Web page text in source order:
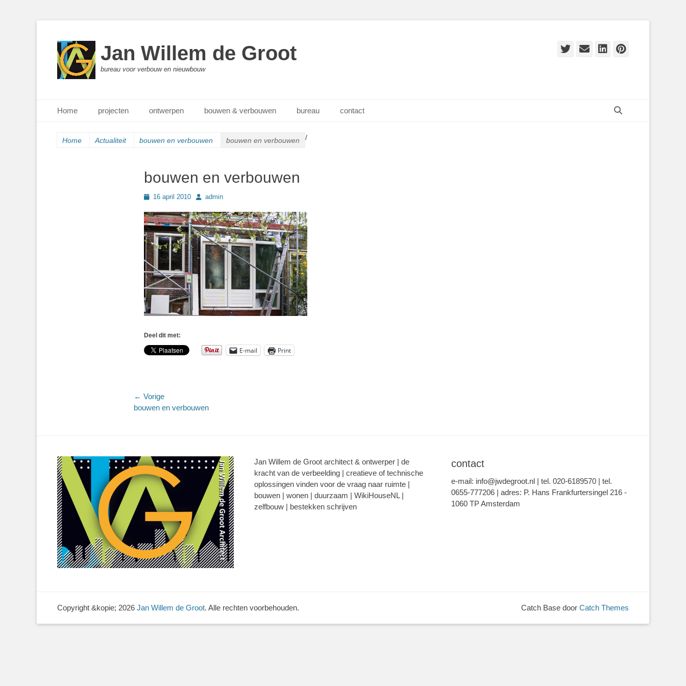
Jan Willem de Groot
bureau voor verbouw en nieuwbouw
Twitter
E-
LinkedIn
Primair menu
naar
inhoud
Home projecten ontwerpen bouwen & verbouwen bureau contact
Home Actualiteit /
bouwen en verbouwen bouwen en verbouwen
bouwen en verbouwen
Geplaatst
16 april 2010 Authoradmin
Deel dit met:
E-mail Print
Bericht
navigatie
← Vorige
Vorig
bouwen en verbouwen
Jan Willem de Groot architect & ontwerper | de
kracht van de verbeelding | creatieve of technische
oplossingen vinden voor de vraag naar ruimte |
bouwen | wonen | duurzaam | WikiHouseNL |
zelfbouw | bestekken schrijven
contact
e-mail: info@jwdegroot.nl | tel. 020-6189570 | tel.
0655-777206 | adres: P. Hans Frankfurtersingel 216 -
1060 TP Amsterdam
Copyright &kopie; 2026 Jan Willem de Groot. Alle rechten voorbehouden. Catch Base door Catch Themes